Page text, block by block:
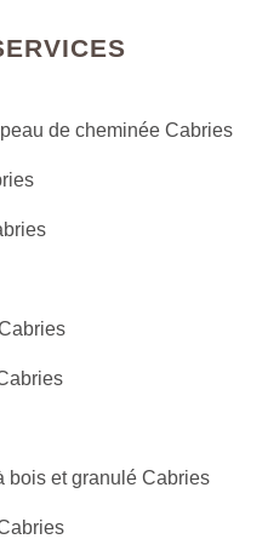
de cheminée Cabries
bois et granulé Cabries